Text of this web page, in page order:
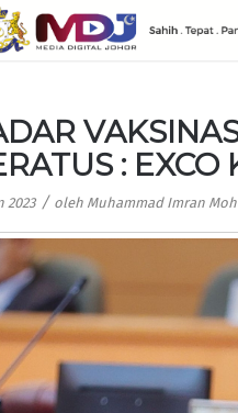
:
2023 / oleh Muhammad Imran